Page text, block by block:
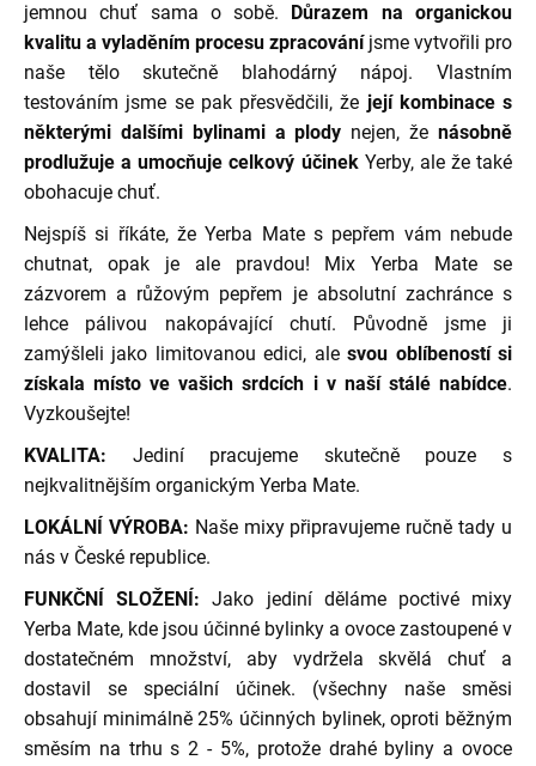
jemnou chuť sama o sobě.
Důrazem na organickou
kvalitu a vyladěním procesu zpracováníjsme vytvořili pro
naše tělo skutečně blahodárný nápoj. Vlastním
testováním jsme se pak přesvědčili, že její kombinace s
některými dalšími bylinami a plody nejen, ženásobně
prodlužuje a umocňuje celkový účinekYerby, ale že také
obohacuje chuť.
Nejspíš si říkáte, že Yerba Mate s pepřem vám nebude
chutnat, opak je ale pravdou! Mix Yerba Mate se
zázvorem a růžovým pepřem je absolutní zachránce s
lehce pálivou nakopávající chutí. Původně jsme ji
zamýšleli jako limitovanou edici, alesvou oblíbeností si
získala místo ve vašich srdcích i v naší stálé nabídce.
Vyzkoušejte!
KVALITA: Jediní pracujeme skutečně pouze s
nejkvalitnějším organickým Yerba Mate.
LOKÁLNÍ VÝROBA: Naše mixy připravujeme ručně tady u
nás v České republice.
FUNKČNÍ SLOŽENÍ:Jako jediní děláme poctivé mixy
Yerba Mate, kde jsou účinné bylinky a ovoce zastoupené v
dostatečném množství, aby vydržela skvělá chuť a
dostavil se speciální účinek. (všechny naše směsi
obsahují minimálně 25% účinných bylinek, oproti běžným
směsím na trhu s 2 - 5%, protože drahé byliny a ovoce